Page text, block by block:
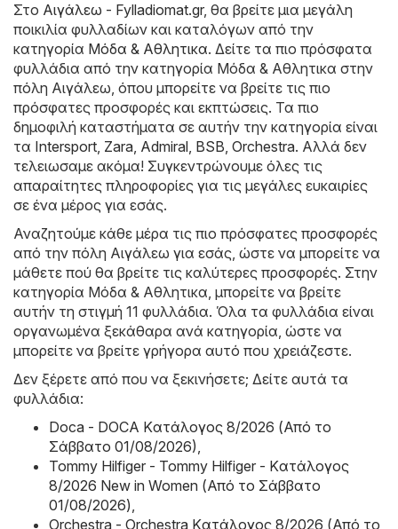
Στο Αιγάλεω - Fylladiomat.gr, θα βρείτε μια μεγάλη
ποικιλία φυλλαδίων και καταλόγων από την
κατηγορία Μόδα & Aθλητικα. Δείτε τα πιο πρόσφατα
φυλλάδια από την κατηγορία Μόδα & Aθλητικα στην
πόλη Αιγάλεω, όπου μπορείτε να βρείτε τις πιο
πρόσφατες προσφορές και εκπτώσεις. Τα πιο
δημοφιλή καταστήματα σε αυτήν την κατηγορία είναι
τα Intersport, Zara, Admiral, BSB, Orchestra. Αλλά δεν
τελειωσαμε ακόμα! Συγκεντρώνουμε όλες τις
απαραίτητες πληροφορίες για τις μεγάλες ευκαιρίες
σε ένα μέρος για εσάς.
Αναζητούμε κάθε μέρα τις πιο πρόσφατες προσφορές
από την πόλη Αιγάλεω για εσάς, ώστε να μπορείτε να
μάθετε πού θα βρείτε τις καλύτερες προσφορές. Στην
κατηγορία Μόδα & Aθλητικα, μπορείτε να βρείτε
αυτήν τη στιγμή 11 φυλλάδια. Όλα τα φυλλάδια είναι
οργανωμένα ξεκάθαρα ανά κατηγορία, ώστε να
μπορείτε να βρείτε γρήγορα αυτό που χρειάζεστε.
Δεν ξέρετε από που να ξεκινήσετε; Δείτε αυτά τα
φυλλάδια:
Doca - DOCA Kατάλογος 8/2026 (Από το
Σάββατο 01/08/2026),
Tommy Hilfiger - Tommy Hilfiger - Kατάλογος
8/2026 New in Women (Από το Σάββατο
01/08/2026),
Orchestra - Orchestra Kατάλογος 8/2026 (Από το